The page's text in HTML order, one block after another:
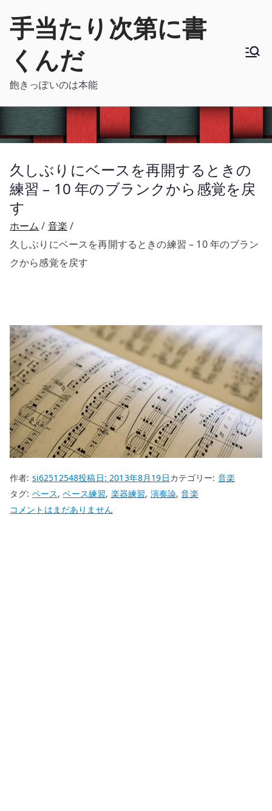
手当たり次第に書
くんだ
飽きっぽいのは本能
久しぶりにベースを再開するときの
練習 – 10 年のブランクから感覚を戻
す
ホーム
音楽
久しぶりにベースを再開するときの練習 – 10 年のブラン
クから感覚を戻す
作者: si62512548投稿日:2013年8月19日カテゴリー: 音楽
タグ: ベース,ベース練習, 楽器練習, 演奏論,音楽
久
コメントはまだありません